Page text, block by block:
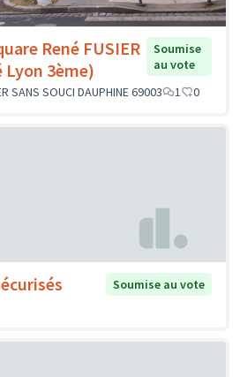
René FUSIER
Lyon 3ème)
Soumise
au vote
SANS SOUCI DAUPHINE 69003
1 0
Soumise au vote